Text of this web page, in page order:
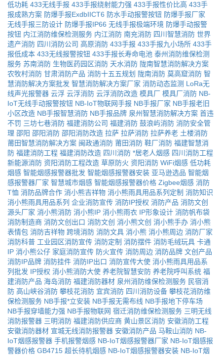
低功耗 433无线手报 433手报绕射能力强 433手报性价比高 433手
报成熟方案 防爆手报ExdbIICT6 防水手动报警按钮 防爆手报厂家
无线手报三防设计 防爆手报IP66 无线手报极端环境 防爆手动报警
按钮 内江消防维保检测服务 内江消防 南充消防 四川智慧消防 世界
遗产消防 四川消防公司 高原消防 433手报 433手报九小场所 433手
报低成本 433无线报警按钮 433手报长寿命电池 泰州消防维保检测
服务 苏南消防 生物医药园区消防 天水消防 陇南智慧消防解决方案
农牧村消防 甘肃消防产品 消防十五五规划 陇南消防 莫高窟消防 智
慧消防解决方案批发 智慧消防解决方案厂家 消防动态监测 LoRa无
线声光报警器 云浮 云浮消防 云浮消防改造 模具厂 模具厂消防 NB-
IoT无线手动报警按钮 NB-IoT物联网手报 NB手报厂家 NB手报老旧
小区改造 NB手报智慧消防 NB手报品牌 泉州智慧消防解决方案 首违
不罚 三坊七巷消防 福建消防公司 福建消防 鼓浪屿消防 消防安全管
理 邵阳 邵阳消防 邵阳消防改造 拉萨 拉萨消防 拉萨养老 土楼消防
莆田智慧消防解决方案 闽政通消防 莆田消防 鞋厂消防 福建智慧消
防 福建消防工程 福建消防改造 四川消防 *居老人烟感 四川消防工程
新能源消防 资阳消防工程改造 草原防火 资阳消防 WiFi烟感 低功耗
烟感 智能烟感报警器批发 智能烟感报警器安装 亚马逊选品 智能烟
感报警器厂家 智慧城市烟感 智能烟感报警器价格 Zigbee烟感 消防
T恤 消防品牌合作 消小熊吉祥物 消小熊雨具用品系列定制 消防知识
消小熊雨具用品系列 企业消防宣传 消防IP授权 消防产品 消防文创
源头厂家 消小熊消防 消小熊IP 消小熊雨衣 IP形象设计 消防帆布袋
消防制造商 消防文创出口 消防文创 消小熊文创 消小熊手办 消小熊
表情包 消防吉祥物 跨境消防 消防文具 消小熊 消小熊周边 消防厂家
消防科普 工业园区消防宣传 消防定制 消防摆件 消防毛绒玩具 卡通
IP 消小熊公仔 家庭消防宣传 防火宣传 消防周边 消防品牌 文创产品
消防IP品牌 消防挂件 消防IP出口 消防宣传大使 消小熊雨具用品系
列批发 IP授权 消小熊消防大使 养老院智慧安防 养老院呼叫系统 福
建消防产品 海岛消防 福建消防器材 泉州消防维保检测服务 民宿消
防 高山峡谷消防 攀枝花消防 宜宾消防 四川消防设备 攀枝花消防维
保检测服务 NB手报*立安装 NB手报无需布线 NB手报地下停车场
NB手报穿墙能力强 NB手报物联网 宿迁消防维保检测服务 三明无线
消防报警器 三明消防 福建消防供应商 黄山景区消防 安徽消防工程
安徽消防器材 宣城无线消防报警器 安徽消防产品 马鞍山消防 NB-
IoT烟感报警器 手机报警烟感 NB-IoT烟感报警器厂家 NB-IoT烟感报
警器价格 GB4715 超长待机烟感 NB-IoT烟感报警器安装 NB-IoT烟